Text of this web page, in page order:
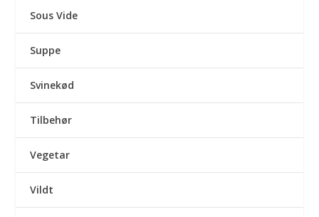
Sous Vide
Suppe
Svinekød
Tilbehør
Vegetar
Vildt